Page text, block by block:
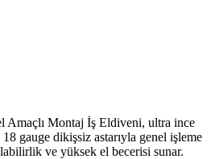
Amaçlı Montaj İş Eldiveni, ultra ince
gauge dikişsiz astarıyla genel işleme
ve yüksek el becerisi sunar.